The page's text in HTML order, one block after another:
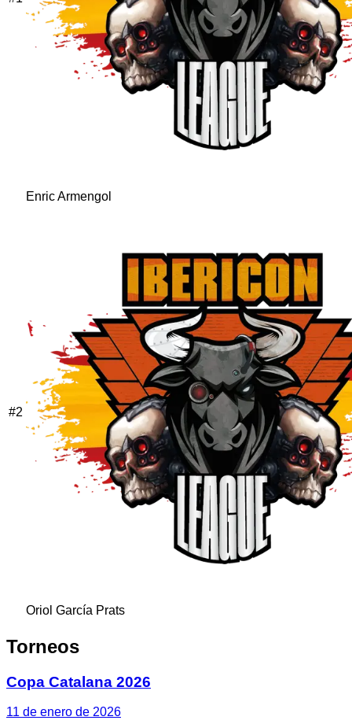
Enric Armengol
#2
Oriol García Prats
Torneos
Copa Catalana 2026
11 de enero de 2026